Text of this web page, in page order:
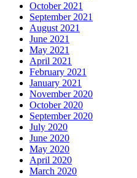
October 2021
September 2021
August 2021
June 2021
May 2021
April 2021
February 2021
January 2021
November 2020
October 2020
September 2020
July 2020
June 2020
May 2020
April 2020
March 2020